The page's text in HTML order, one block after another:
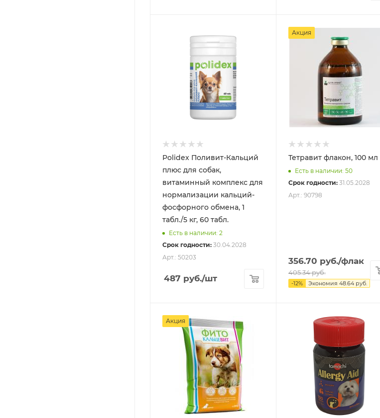
Polidex Поливит-Кальций
плюс для собак,
витаминный комплекс для
нормализации кальций-
фосфорного обмена, 1
табл./5 кг, 60 табл.
Есть в наличии: 2
Срок годности: 30.04.2028
Арт.: 50203
487 руб./шт
Акция
Тетравит флакон, 100 мл
Есть в наличии: 50
Срок годности: 31.05.2028
Арт.: 90798
356.70 руб./флак
405.34руб.
-12% Экономия 48.64 руб.
Акция